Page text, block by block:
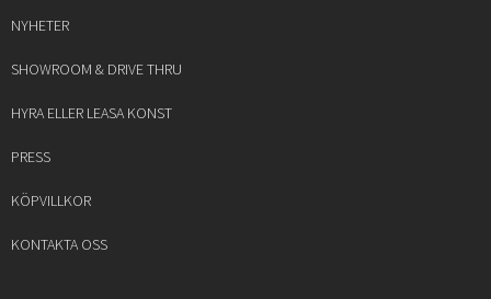
NYHETER
SHOWROOM & DRIVE THRU
HYRA ELLER LEASA KONST
PRESS
KÖPVILLKOR
KONTAKTA OSS